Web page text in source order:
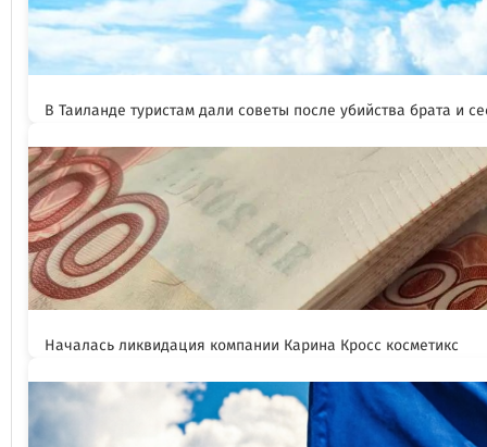
В Таиланде туристам дали советы после убийства брата и
Началась ликвидация компании Карина Кросс косметикс